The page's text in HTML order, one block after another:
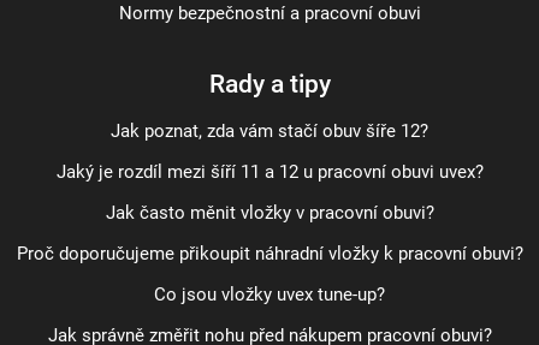
Normy bezpečnostní a pracovní obuvi
Rady a tipy
Jak poznat, zda vám stačí obuv šíře 12?
Jaký je rozdíl mezi šíří 11 a 12 u pracovní obuvi uvex?
Jak často měnit vložky v pracovní obuvi?
Proč doporučujeme přikoupit náhradní vložky k pracovní obuvi?
Co jsou vložky uvex tune-up?
Jak správně změřit nohu před nákupem pracovní obuvi?